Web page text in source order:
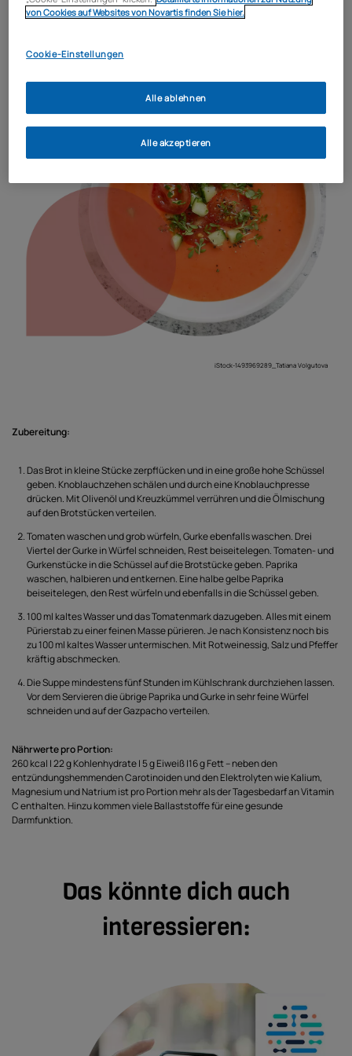
2 EL Tomatenmark
iStock-1493969289_Tatiana Volgutova
Zubereitung:
Das Brot in kleine Stücke zerpflücken und in eine große hohe Schüssel
geben. Knoblauchzehen schälen und durch eine Knoblauchpresse
drücken. Mit Olivenöl und Kreuzkümmel verrühren und die Ölmischung
auf den Brotstücken verteilen.
Tomaten waschen und grob würfeln, Gurke ebenfalls waschen. Drei
Viertel der Gurke in Würfel schneiden, Rest beiseitelegen. Tomaten- und
Gurkenstücke in die Schüssel auf die Brotstücke geben. Paprika
waschen, halbieren und entkernen. Eine halbe gelbe Paprika
beiseitelegen, den Rest würfeln und ebenfalls in die Schüssel geben.
100 ml kaltes Wasser und das Tomatenmark dazugeben. Alles mit einem
Pürierstab zu einer feinen Masse pürieren. Je nach Konsistenz noch bis
zu 100 ml kaltes Wasser untermischen. Mit Rotweinessig, Salz und Pfeffer
kräftig abschmecken.
Die Suppe mindestens fünf Stunden im Kühlschrank durchziehen lassen.
Vor dem Servieren die übrige Paprika und Gurke in sehr feine Würfel
schneiden und auf der Gazpacho verteilen.
Nährwerte pro Portion:
260 kcal | 22 g Kohlenhydrate | 5 g Eiweiß |16 g Fett – neben den
entzündungshemmenden Carotinoiden und den Elektrolyten wie Kalium,
Magnesium und Natrium ist pro Portion mehr als der Tagesbedarf an Vitamin
C enthalten. Hinzu kommen viele Ballaststoffe für eine gesunde
Darmfunktion.
Das könnte dich auch
interessieren:
von Cookies auf Websites von Novartis finden Sie hier.
Cookie-Einstellungen
Alle ablehnen
Alle akzeptieren